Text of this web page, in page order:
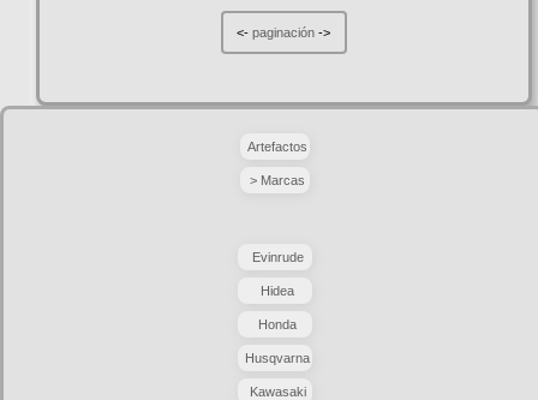
<-paginación ->
Artefactos
> Marcas
Evinrude
Hidea
Honda
Husqvarna
Kawasaki